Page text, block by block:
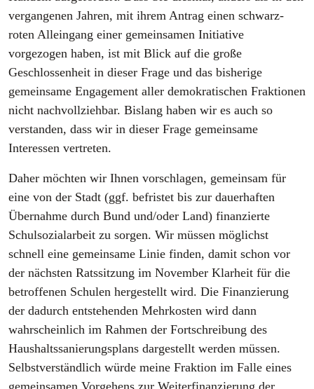
vergangenen Jahren, mit ihrem Antrag einen schwarz-
roten Alleingang einer gemeinsamen Initiative
vorgezogen haben, ist mit Blick auf die große
Geschlossenheit in dieser Frage und das bisherige
gemeinsame Engagement aller demokratischen Fraktionen
nicht nachvollziehbar. Bislang haben wir es auch so
verstanden, dass wir in dieser Frage gemeinsame
Interessen vertreten.
Daher möchten wir Ihnen vorschlagen, gemeinsam für
eine von der Stadt (ggf. befristet bis zur dauerhaften
Übernahme durch Bund und/oder Land) finanzierte
Schulsozialarbeit zu sorgen. Wir müssen möglichst
schnell eine gemeinsame Linie finden, damit schon vor
der nächsten Ratssitzung im November Klarheit für die
betroffenen Schulen hergestellt wird. Die Finanzierung
der dadurch entstehenden Mehrkosten wird dann
wahrscheinlich im Rahmen der Fortschreibung des
Haushaltssanierungsplans dargestellt werden müssen.
Selbstverständlich würde meine Fraktion im Falle eines
gemeinsamen Vorgehens zur Weiterfinanzierung der